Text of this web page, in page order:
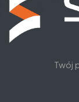
Twój